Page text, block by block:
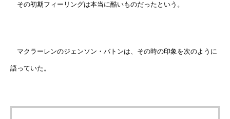
その初期フィーリングは本当に酷いものだったという。
マクラーレンのジェンソン・バトンは、その時の印象を次のように
語っていた。